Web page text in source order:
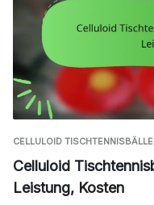
CELLULOID TISCHTENNISBÄLLE
Celluloid
Leistung, Kosten